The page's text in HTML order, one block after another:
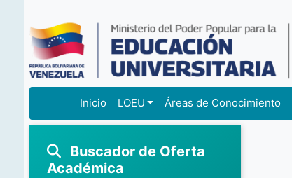
Inicio LOEU Áreas de Conocimiento
Buscador de Oferta
Académica